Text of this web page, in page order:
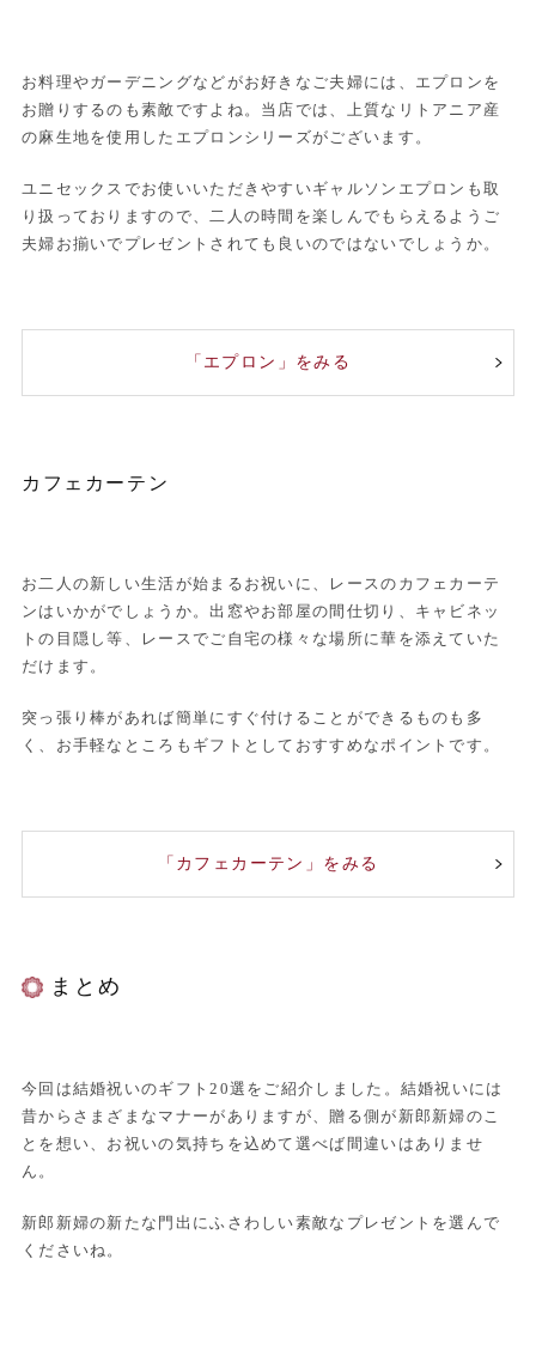
お料理やガーデニングなどがお好きなご夫婦には、エプロンを
お贈りするのも素敵ですよね。当店では、上質なリトアニア産
の麻生地を使用したエプロンシリーズがございます。
ユニセックスでお使いいただきやすいギャルソンエプロンも取
り扱っておりますので、二人の時間を楽しんでもらえるようご
夫婦お揃いでプレゼントされても良いのではないでしょうか。
「エプロン」をみる
カフェカーテン
お二人の新しい生活が始まるお祝いに、レースのカフェカーテ
ンはいかがでしょうか。出窓やお部屋の間仕切り、キャビネッ
トの目隠し等、レースでご自宅の様々な場所に華を添えていた
だけます。
突っ張り棒があれば簡単にすぐ付けることができるものも多
く、お手軽なところもギフトとしておすすめなポイントです。
「カフェカーテン」をみる
まとめ
今回は結婚祝いのギフト20選をご紹介しました。結婚祝いには
昔からさまざまなマナーがありますが、贈る側が新郎新婦のこ
とを想い、お祝いの気持ちを込めて選べば間違いはありませ
ん。
新郎新婦の新たな門出にふさわしい素敵なプレゼントを選んで
くださいね。